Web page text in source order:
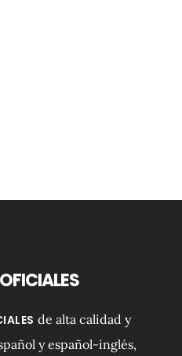
de alta calidad y
y español-inglés,